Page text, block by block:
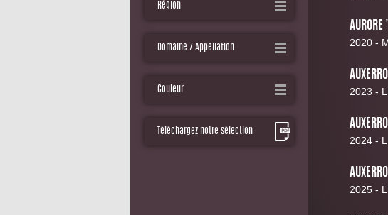
Région
Domaine / Appellation
Couleur
Téléchargez notre sélection
AURORE
2020 -
2023 -
2024 -
2025 -